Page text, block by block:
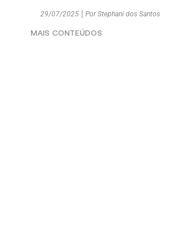
29/07/2025 Por Stephani dos Santos